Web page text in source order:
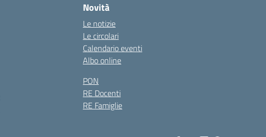
Novità
Le notizie
Le circolari
Calendario eventi
Albo online
PON
RE Docenti
RE Famiglie